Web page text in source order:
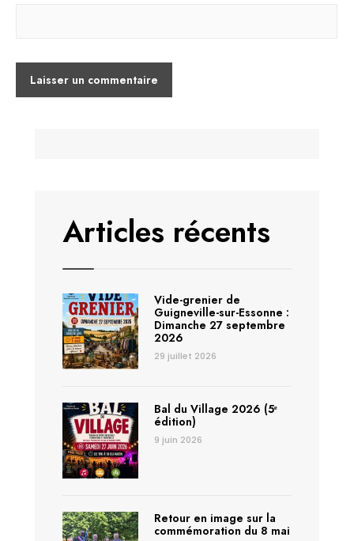
Articles récents
Vide-grenier de
Guigneville-sur-Essonne :
Dimanche 27 septembre
2026
29 juillet 2026
Bal du Village 2026 (5ᵉ
édition)
9 juin 2026
Retour en image sur la
commémoration du 8 mai